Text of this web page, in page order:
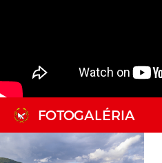
FOTOGALÉRIA